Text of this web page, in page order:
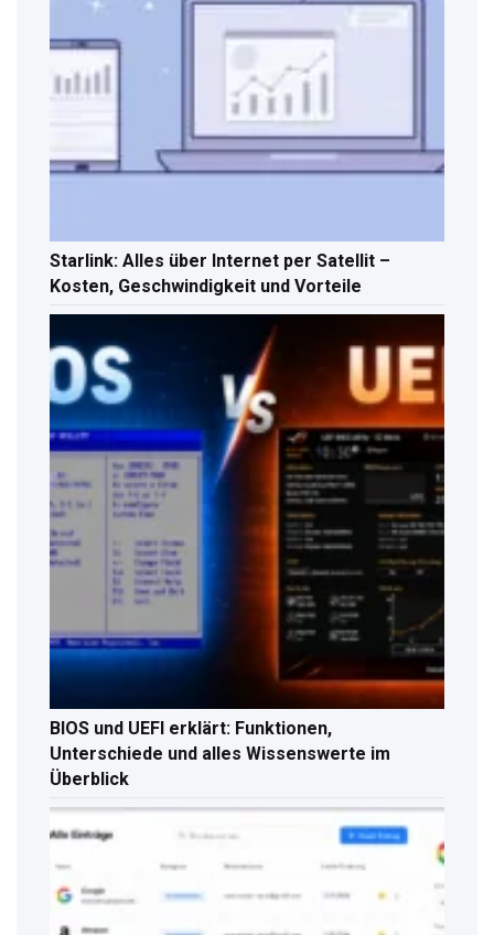
Starlink: Alles über Internet per Satellit –
Kosten, Geschwindigkeit und Vorteile
BIOS und UEFI erklärt: Funktionen,
Unterschiede und alles Wissenswerte im
Überblick